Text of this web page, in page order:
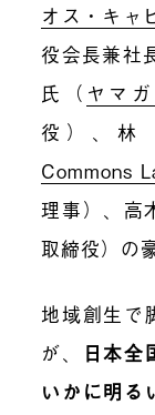
オス・キャ
役会長兼社
氏（ ヤマ
役）、林
Commons
理事）、 高
取締役） の
地域創生で
が、
日本全
いかに明る